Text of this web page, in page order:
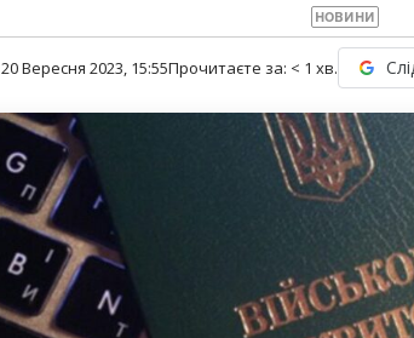
НОВИНИ
20 Вересня 2023, 15:55Прочитаєте за: < 1 хв.